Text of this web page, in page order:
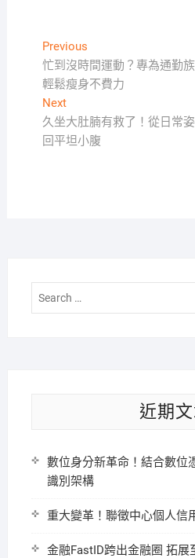
文
章
導
覽
PreviousPrevious
post:
忙到沒時間運動？專為通勤
輕鬆瘦身不費力
NextNext
post:
久坐大肚腩有救了！從日常
回平坦小腹
近期
數位身分新革命！結合數位
識別架構
重大變革！聯徵中心個人信
金融FastID跨出金融圈 拓展